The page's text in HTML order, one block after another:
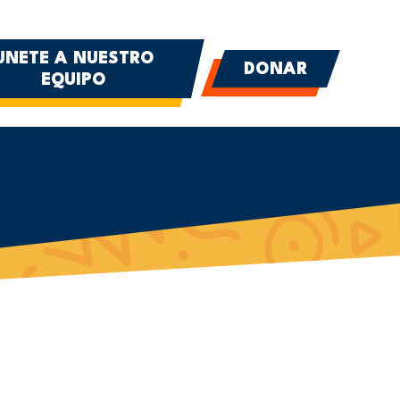
A NUESTRO
EQUIPO
DONAR